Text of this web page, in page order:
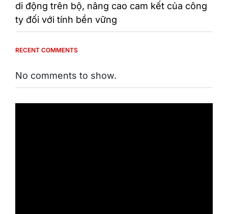
di động trên bộ, nâng cao cam kết của công
ty đối với tính bền vững
RECENT COMMENTS
No comments to show.